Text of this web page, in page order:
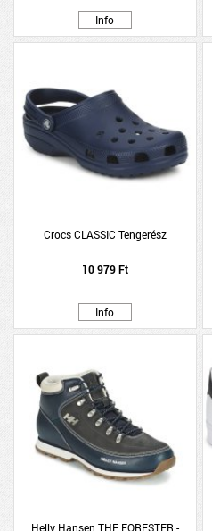
Info
Crocs CLASSIC Tengerész
10 979 Ft
Info
Helly Hansen THE FORESTER -